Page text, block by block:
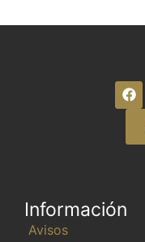
Información
Avisos